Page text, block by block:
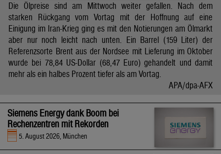
Die Ölpreise sind am Mittwoch weiter gefallen. Nach dem
starken Rückgang vom Vortag mit der Hoffnung auf eine
Einigung im Iran-Krieg ging es mit den Notierungen am Ölmarkt
aber nur noch leicht nach unten. Ein Barrel (159 Liter) der
Referenzsorte Brent aus der Nordsee mit Lieferung im Oktober
wurde bei 78,84 US-Dollar (68,47 Euro) gehandelt und damit
mehr als ein halbes Prozent tiefer als am Vortag.
APA/dpa-AFX
Siemens Energy dank Boom bei
Rechenzentren mit Rekorden
5. August 2026, München